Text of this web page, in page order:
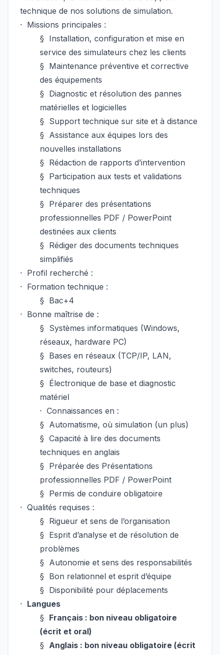
technique de nos solutions de simulation.
· Missions principales :
§ Installation, configuration et mise en
service des simulateurs chez les clients
§ Maintenance préventive et corrective
des équipements
§ Diagnostic et résolution des pannes
matérielles et logicielles
§ Support technique sur site et à distance
§ Assistance aux équipes lors des
nouvelles installations
§ Rédaction de rapports d’intervention
§ Participation aux tests et validations
techniques
§ Préparer des présentations
professionnelles PDF / PowerPoint
destinées aux clients
§ Rédiger des documents techniques
simplifiés
· Profil recherché :
· Formation technique :
§ Bac+4
· Bonne maîtrise de :
§ Systèmes informatiques (Windows,
réseaux, hardware PC)
§ Bases en réseaux (TCP/IP, LAN,
switches, routeurs)
§ Électronique de base et diagnostic
matériel
· Connaissances en :
§ Automatisme, où simulation (un plus)
§ Capacité à lire des documents
techniques en anglais
§ Préparée des Présentations
professionnelles PDF / PowerPoint
§ Permis de conduire obligatoire
· Qualités requises :
§ Rigueur et sens de l’organisation
§ Esprit d’analyse et de résolution de
problèmes
§ Autonomie et sens des responsabilités
§ Bon relationnel et esprit d’équipe
§ Disponibilité pour déplacements
· Langues
§ Français : bon niveau obligatoire
(écrit et oral)
§ Anglais : bon niveau obligatoire (écrit